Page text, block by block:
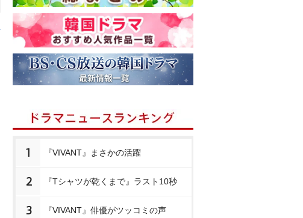
1 『VIVANT』まさかの活躍
2 『Tシャツが乾くまで』ラスト10秒
3 『VIVANT』俳優がツッコミの声